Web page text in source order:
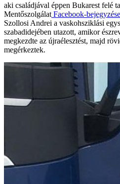
aki családjával éppen Bukarest felé
Mentőszolgálat Facebook-bejegyzése
Szollosi Andrei a vaskohsziklási
szabadidejében utazott, amikor
megkezdte az újraélesztést, majd
megérkeztek.